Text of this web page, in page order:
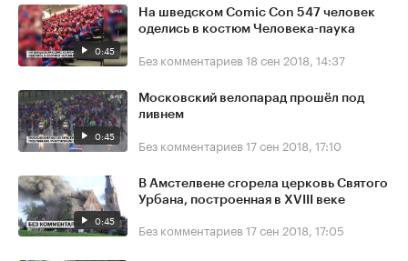
0:45
На шведском Comic Con 547 человек
оделись в костюм Человека-паука
Без комментариев 18 сен 2018, 14:37
0:45
Московский велопарад прошёл под
ливнем
Без комментариев 17 сен 2018, 17:10
0:45
В Амстелвене сгорела церковь Святого
Урбана, построенная в XVIII веке
Без комментариев 17 сен 2018, 17:05